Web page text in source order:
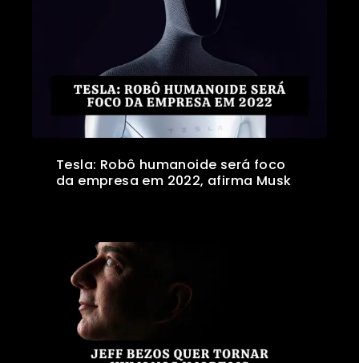
Tesla: Robô humanoide será foco
da empresa em 2022, afirma Musk